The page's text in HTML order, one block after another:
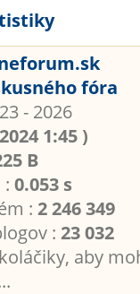
fóra
- 2026
1:45 )
B
0.053 s
: 2 246 349
: 23 032
aby